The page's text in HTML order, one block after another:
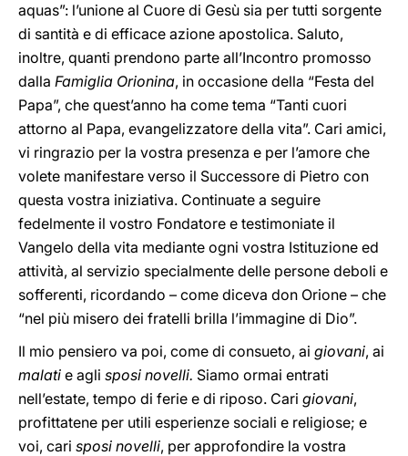
aquas”: l’unione al Cuore di Gesù sia per tutti sorgente
di santità e di efficace azione apostolica. Saluto,
inoltre, quanti prendono parte all’Incontro promosso
dalla Famiglia Orionina, in occasione della “Festa del
Papa”, che quest’anno ha come tema “Tanti cuori
attorno al Papa, evangelizzatore della vita”. Cari amici,
vi ringrazio per la vostra presenza e per l’amore che
volete manifestare verso il Successore di Pietro con
questa vostra iniziativa. Continuate a seguire
fedelmente il vostro Fondatore e testimoniate il
Vangelo della vita mediante ogni vostra Istituzione ed
attività, al servizio specialmente delle persone deboli e
sofferenti, ricordando – come diceva don Orione – che
“nel più misero dei fratelli brilla l’immagine di Dio”.
Il mio pensiero va poi, come di consueto, ai giovani, ai
malati e agli sposi novelli. Siamo ormai entrati
nell’estate, tempo di ferie e di riposo. Cari giovani,
profittatene per utili esperienze sociali e religiose; e
voi, cari sposi novelli, per approfondire la vostra